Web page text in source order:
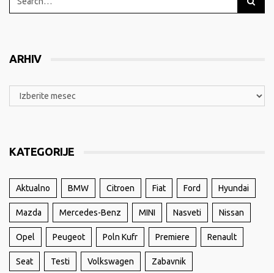
ARHIV
KATEGORIJE
Aktualno BMW Citroen Fiat Ford Hyundai
Mazda Mercedes-Benz MINI Nasveti Nissan
Opel Peugeot Poln Kufr Premiere Renault
Seat Testi Volkswagen Zabavnik